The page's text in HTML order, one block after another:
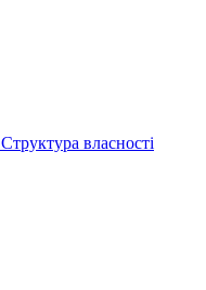
Структура власності